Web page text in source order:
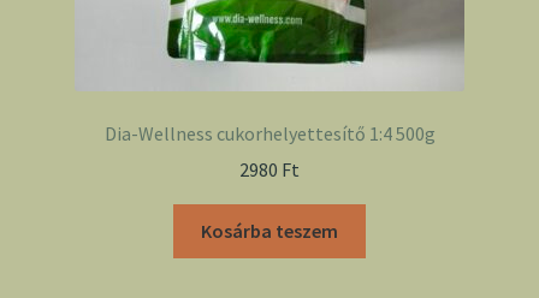
Dia-Wellness cukorhelyettesítő 1:4 500g
2980 Ft
Kosárba teszem